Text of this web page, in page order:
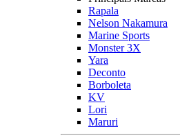
Rapala
Nelson Nakamura
Marine Sports
Monster 3X
Yara
Deconto
Borboleta
KV
Lori
Maruri